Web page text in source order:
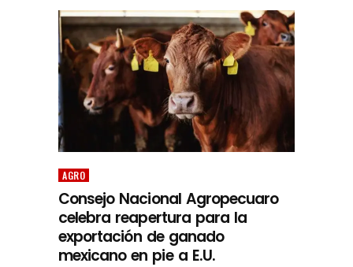
AGRO
Consejo Nacional Agropecuaro
celebra reapertura para la
exportación de ganado
mexicano en pie a E.U.